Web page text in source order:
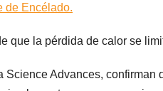
de Encélado.
que la pérdida de calor se
Advances,